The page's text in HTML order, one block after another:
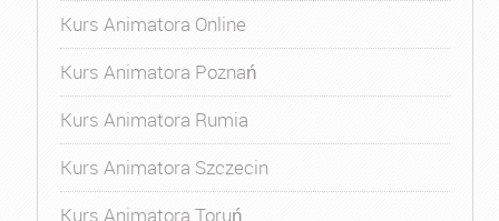
Kurs Animatora Online
Kurs Animatora Poznań
Kurs Animatora Rumia
Kurs Animatora Szczecin
Kurs Animatora Toruń